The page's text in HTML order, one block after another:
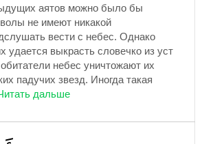
аятов можно было бы
не имеют никакой
вести с небес. Однако
удается выкрасть словечко из уст
обитатели небес уничтожают их
падучих звезд. Иногда такая